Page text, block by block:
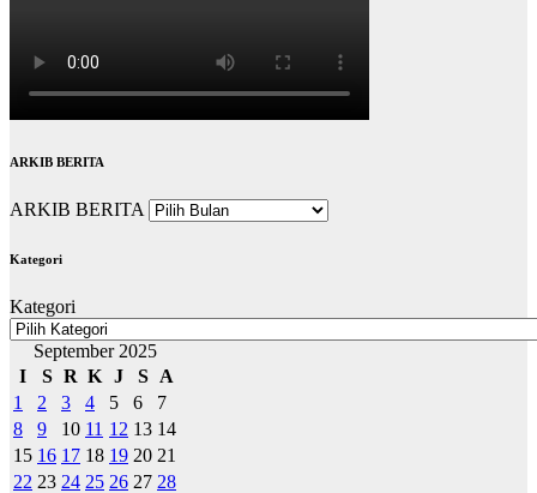
ARKIB BERITA
ARKIB BERITA
Kategori
Kategori
September 2025
I
S R K J S
A
1
2 3 4 5 6
7
8
9 10 11 12 13 14
15 16 17 18 19 20 21
22 23 24 25 26 27 28